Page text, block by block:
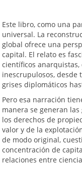
Este libro, como una
universal. La
global ofrece una
capital. El relato es
científicos
inescrupulosos, desde
grises diplomáticos
Pero esa narración
manera se generan
los derechos de
valor y de la
de modo original,
concentración de
relaciones entre